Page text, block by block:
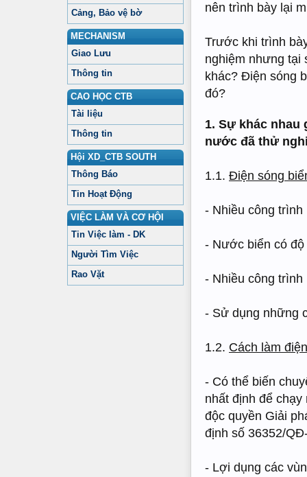
Cảng, Bảo vệ bờ
MECHANISM
Giao Lưu
Thông tin
CAO HỌC CTB
Tài liệu
Thông tin
Hội XD_CTB SOUTH
Thông Báo
Tin Hoạt Động
VIỆC LÀM VÀ CƠ HỘI
Tin Việc làm - DK
Người Tìm Việc
Rao Vặt
nên trình bày lại
Trước khi trình
nghiệm nhưng tại
khác? Điện sóng
đó?
1. Sự khác nhau
nước đã thử
1.1. Điện sóng
- Nhiều công
- Nước biển có
- Nhiều công
- Sử dụng những
1.2. Cách làm
- Có thể biến
nhất định để
độc quyền Giải
định số 36352/
- Lợi dụng các